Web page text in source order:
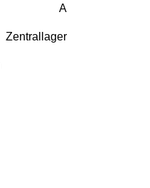
A
Zentrallager